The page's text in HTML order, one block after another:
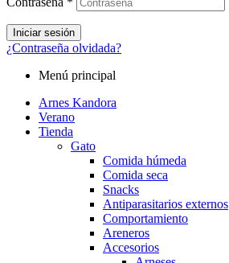
Iniciar sesión
¿Contraseña olvidada?
Menú principal
Arnes Kandora
Verano
Tienda
Gato
Comida húmeda
Comida seca
Snacks
Antiparasitarios externos
Comportamiento
Areneros
Accesorios